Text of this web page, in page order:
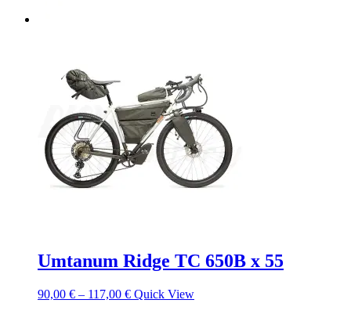
Umtanum Ridge TC 650B x 55
90,00 € – 117,00 € Quick View